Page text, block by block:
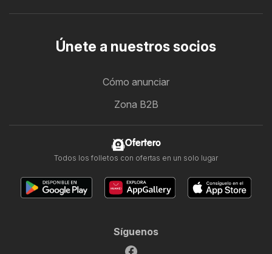
Únete a nuestros socios
Cómo anunciar
Zona B2B
Ofertero
Todos los folletos con ofertas en un solo lugar
Síguenos